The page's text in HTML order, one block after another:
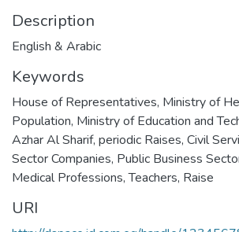
Description
English & Arabic
Keywords
House of Representatives, Ministry of
Population, Ministry of Education and
Azhar Al Sharif, periodic Raises, Civil
Sector Companies, Public Business
Medical Professions,Teachers, Raise
URI